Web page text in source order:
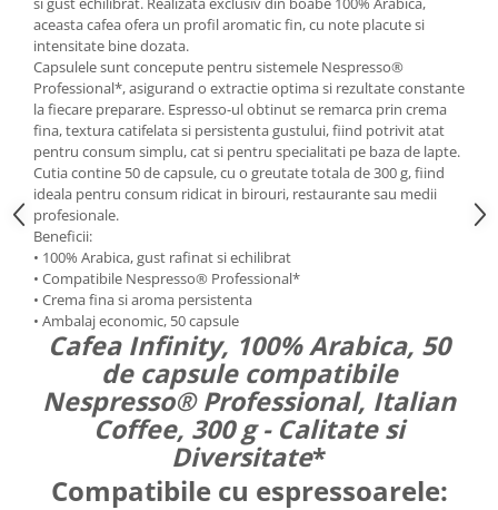
aceasta cafea ofera un profil aromatic fin, cu note placute si
intensitate bine dozata.
Capsulele sunt concepute pentru sistemele Nespresso®
Professional*, asigurand o extractie optima si rezultate constante
la fiecare preparare. Espresso-ul obtinut se remarca prin crema
fina, textura catifelata si persistenta gustului, fiind potrivit atat
pentru consum simplu, cat si pentru specialitati pe baza de lapte.
Cutia contine 50 de capsule, cu o greutate totala de 300 g, fiind
ideala pentru consum ridicat in birouri, restaurante sau medii
profesionale.
Beneficii:
• 100% Arabica, gust rafinat si echilibrat
• Compatibile Nespresso® Professional*
• Crema fina si aroma persistenta
• Ambalaj economic, 50 capsule
Cafea Infinity, 100% Arabica, 50
de capsule compatibile
Nespresso® Professional, Italian
Coffee, 300 g - Calitate si
Diversitate*
Compatibile cu espressoarele: